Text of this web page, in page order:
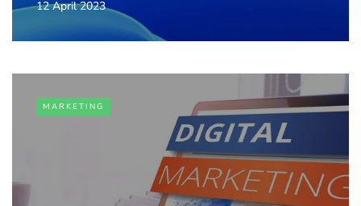
12 April 2023
MARKETING